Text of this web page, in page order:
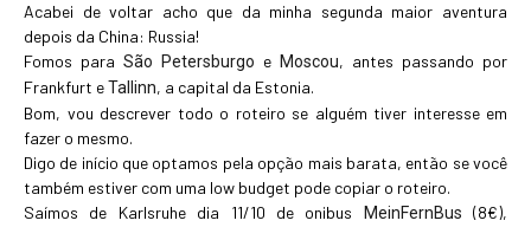
Acabei de voltar acho que da minha segunda maior aventura
depois da China: Russia!
Fomos para São Petersburgo e Moscou, antes passando por
Frankfurt eTallinn, a capital da Estonia.
Bom, vou descrever todo o roteiro se alguém tiver interesse em
fazer o mesmo.
Digo de início que optamos pela opção mais barata, então se você
também estiver com uma low budget pode copiar o roteiro.
Saímos de Karlsruhe dia 11/10 de onibus
MeinFernBus (8€),